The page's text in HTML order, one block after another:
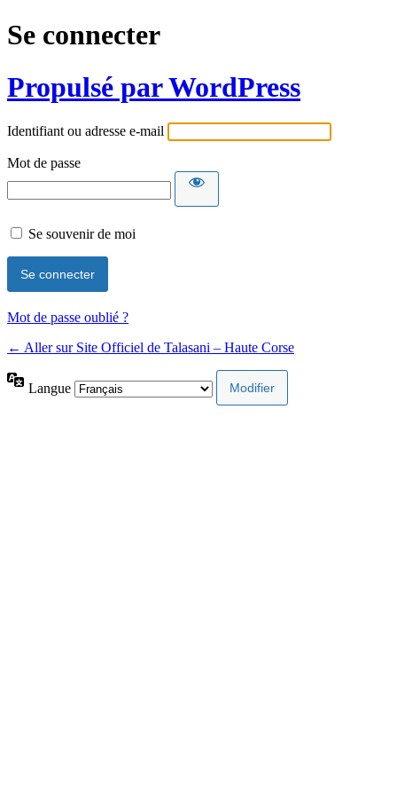
Se connecter
Propulsé par WordPress
Identifiant ou adresse e-mail
Mot de passe
Se souvenir de moi
Mot de passe oublié ?
← Aller sur Site Officiel de Talasani – Haute Corse
Langue